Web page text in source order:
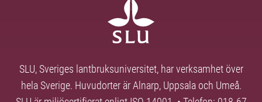
SLU, Sveriges lantbruksuniversitet, har verksamhet över
hela Sverige. Huvudorter är Alnarp, Uppsala och Umeå.